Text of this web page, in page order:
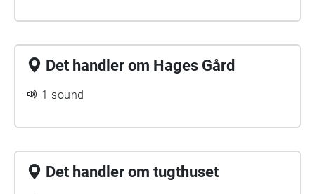
Det handler om Hages Gård
1 sound
Det handler om tugthuset